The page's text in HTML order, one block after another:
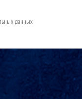
данных